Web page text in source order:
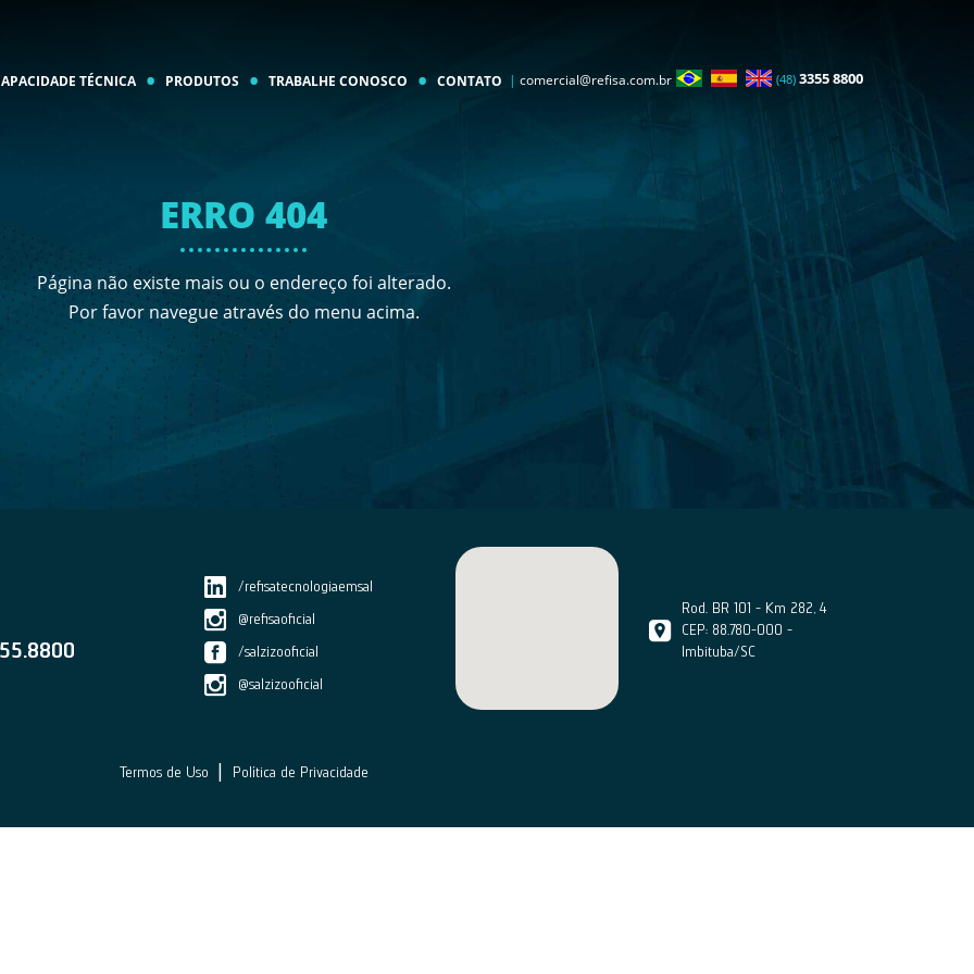
(48) 3355 8800
TÉCNICA PRODUTOS TRABALHE CONOSCO CONTATO | comercial@refisa.com.br
ERRO 404
Página não existe mais ou o endereço foi alterado.
Por favor navegue através do menu acima.
/refisatecnologiaemsal
@refisaoficial
/salzizooficial
@salzizooficial
Rod. BR 101 - Km 282, 4
CEP: 88.780-000 -
Imbituba/SC
Termos de Uso | Política de Privacidade